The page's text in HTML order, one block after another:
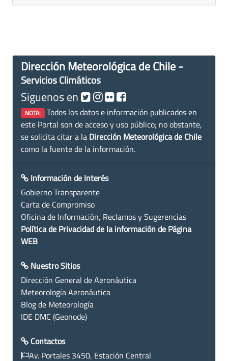
Dirección Meteorológica de Chile -
Servicios Climáticos
Siguenos en
NOTA: Todos los datos e información publicados en
este Portal son de acceso y uso público; no obstante,
se solicita citar a la Dirección Meteorológica de Chile
como la fuente de la información.
Información de Interés
Gobierno Transparente
Carta de Compromiso
Oficina de Información, Reclamos y Sugerencias
Política de Privacidad de la información de Página
WEB
Nuestro Sitios
Dirección General de Aeronáutica
Meteorología Aeronáutica
Blog de Meteorología
IDE DMC (Geonode)
Contactos
Av. Portales 3450, Estación Central